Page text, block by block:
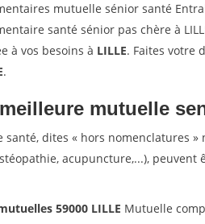
mutuelle sénior santé
santé sénior pas chère à
à vos besoins à LILLE. Faites votre
.
mutuelle
santé, dites « hors nomenclatures
acupuncture,...), peuvent
59000 LILLE Mutuelle